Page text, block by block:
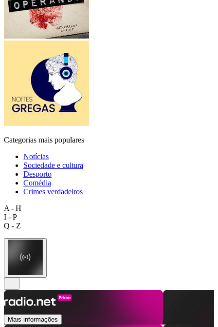
Categorias mais populares
Notícias
Sociedade e cultura
Desporto
Comédia
Crimes verdadeiros
A - H
I - P
Q - Z
Mais informações